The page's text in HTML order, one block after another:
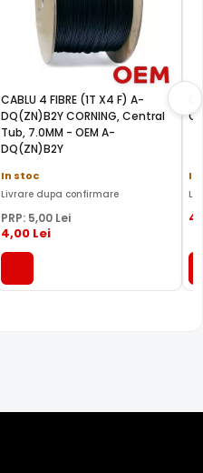
CABLU 4 FIBRE (1T X4 F) A-
DQ(ZN)B2Y CORNING, Central
Tub, 7.0MM - OEM A-
DQ(ZN)B2Y
In stoc
Livrare dupa confirmare
PRP: 5,00 Lei
4,00 Lei
In
4